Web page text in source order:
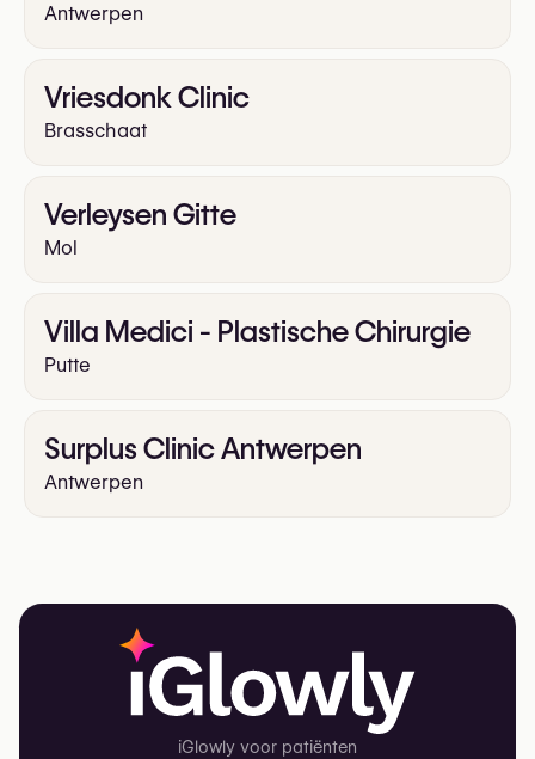
Antwerpen
Vriesdonk Clinic
Brasschaat
Verleysen Gitte
Mol
Villa Medici - Plastische Chirurgie
Putte
Surplus Clinic Antwerpen
Antwerpen
iGlowly voor patiënten